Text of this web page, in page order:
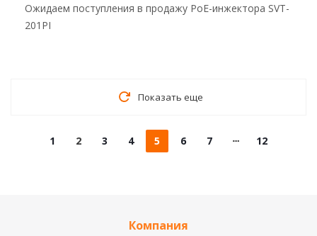
Ожидаем поступления в продажу PoE-инжектора SVT-
201PI
Показать еще
1 2 3 4 5 6 7 12
Компания